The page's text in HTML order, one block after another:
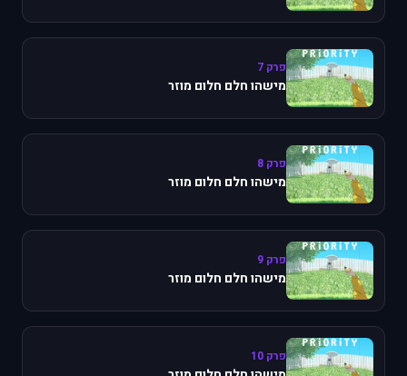
פרק 7
מישהו חלם חלום מוזר
פרק 8
מישהו חלם חלום מוזר
פרק 9
מישהו חלם חלום מוזר
פרק 10